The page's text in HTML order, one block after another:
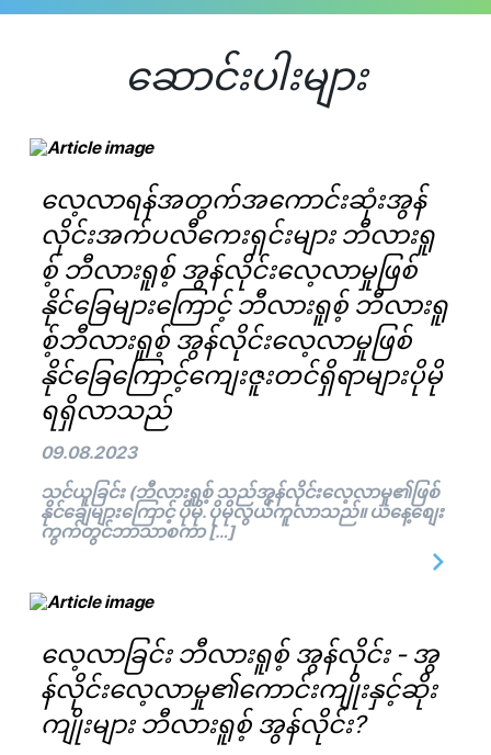
ဆောင်းပါးများ
လေ့လာရန်အတွက်အကောင်းဆုံးအွန်
လိုင်းအက်ပလီကေးရှင်းများ ဘီလားရူ
စ့် ဘီလားရူစ့် အွန်လိုင်းလေ့လာမှုဖြစ်
နိုင်ခြေများကြောင့် ဘီလားရူစ့် ဘီလားရူ
စ့်ဘီလားရူစ့် အွန်လိုင်းလေ့လာမှုဖြစ်
နိုင်ခြေကြောင့်ကျေးဇူးတင်ရှိရာများပိုမို
ရရှိလာသည်
09.08.2023
သင်ယူခြင်း (ဘီလားရူစ့် သည်အွန်လိုင်းလေ့လာမှု၏ဖြစ်
နိုင်ချေများကြောင့် ပိုမို. ပိုမိုလွယ်ကူလာသည်။ ယနေ့စျေး
ကွက်တွင်ဘာသာစကာ […]
လေ့လာခြင်း ဘီလားရူစ့် အွန်လိုင်း - အွ
န်လိုင်းလေ့လာမှု၏ကောင်းကျိုးနှင့်ဆိုး
ကျိုးများ ဘီလားရူစ့် အွန်လိုင်း?